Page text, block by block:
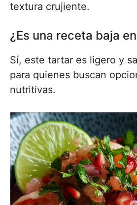
textura crujiente.
¿Es una receta baja
Sí, este tartar es ligero y
para quienes buscan
nutritivas.